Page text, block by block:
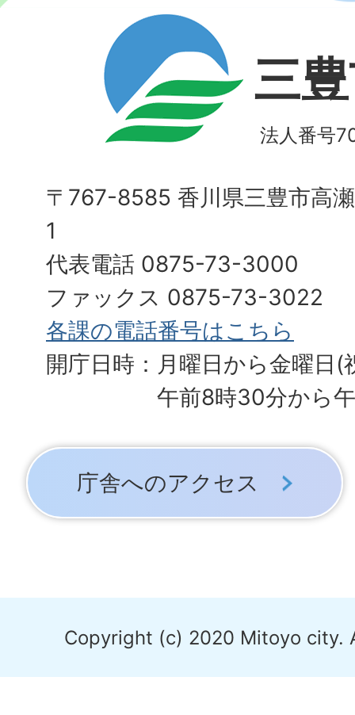
三
法人番号
〒767-8585 香川県三豊市高
1
代表電話 0875-73-3000
ファックス 0875-73-3022
各課の電話番号はこちら
開庁日時：月曜日から金曜日(
午前8時30分から
庁舎へのアクセス
Copyright (c) 2020 Mitoyo city.